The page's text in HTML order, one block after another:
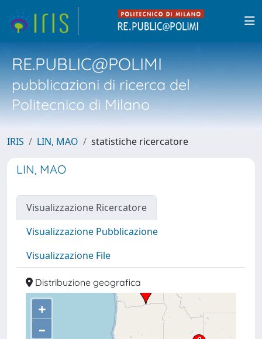
RE.PUBLIC@POLIMI
pubblicazioni di ricerca del
Politecnico di Milano
IRIS LIN, MAO statistiche ricercatore
LIN, MAO
Visualizzazione Ricercatore
Visualizzazione Pubblicazione
Visualizzazione File
Distribuzione geografica
+
–